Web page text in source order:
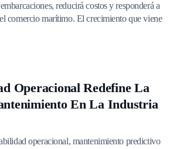
reducirá costos y responderá a
comercio marítimo. El crecimiento que viene
Operacional Redefine La
En La Industria
operacional, mantenimiento predictivo